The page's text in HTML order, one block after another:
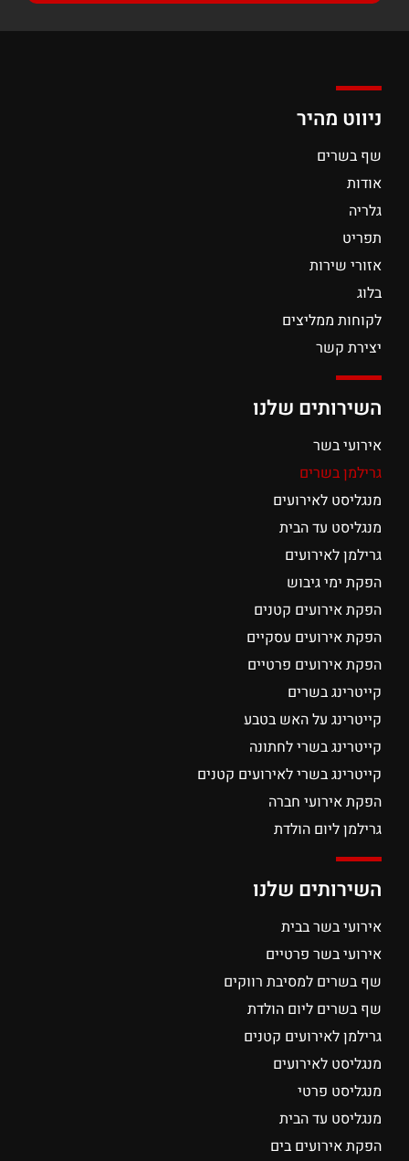
ניווט מהיר
שף בשרים
אודות
גלריה
תפריט
אזורי שירות
בלוג
לקוחות ממליצים
יצירת קשר
השירותים שלנו
אירועי בשר
גרילמן בשרים
מנגליסט לאירועים
מנגליסט עד הבית
גרילמן לאירועים
הפקת ימי גיבוש
הפקת אירועים קטנים
הפקת אירועים עסקיים
הפקת אירועים פרטיים
קייטרינג בשרים
קייטרינג על האש בטבע
קייטרינג בשרי לחתונה
קייטרינג בשרי לאירועים קטנים
הפקת אירועי חברה
גרילמן ליום הולדת
השירותים שלנו
אירועי בשר בבית
אירועי בשר פרטיים
שף בשרים למסיבת רווקים
שף בשרים ליום הולדת
גרילמן לאירועים קטנים
מנגליסט לאירועים
מנגליסט פרטי
מנגליסט עד הבית
הפקת אירועים בים